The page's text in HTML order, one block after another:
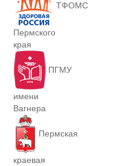
ТФОМС
Пермского
края
ПГМУ
имени
Вагнера
Пермская
краевая